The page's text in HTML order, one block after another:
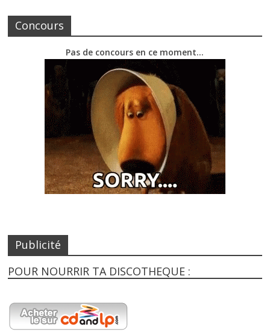
Concours
Pas de concours en ce moment…
Publicité
POUR NOURRIR TA DISCOTHEQUE :